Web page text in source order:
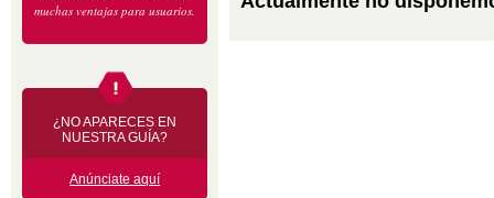
muchas ventajas para usuarios.
¿NO APARECES EN
NUESTRA GUÍA?
Anúnciate aquí